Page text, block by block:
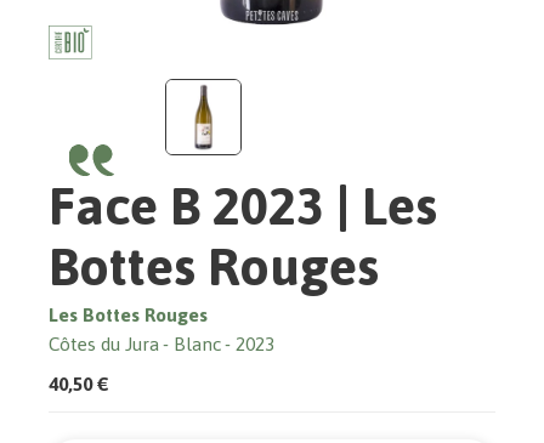
Face B 2023 | Les
Bottes Rouges
Les Bottes Rouges
Côtes du Jura Blanc 2023
40,50 €